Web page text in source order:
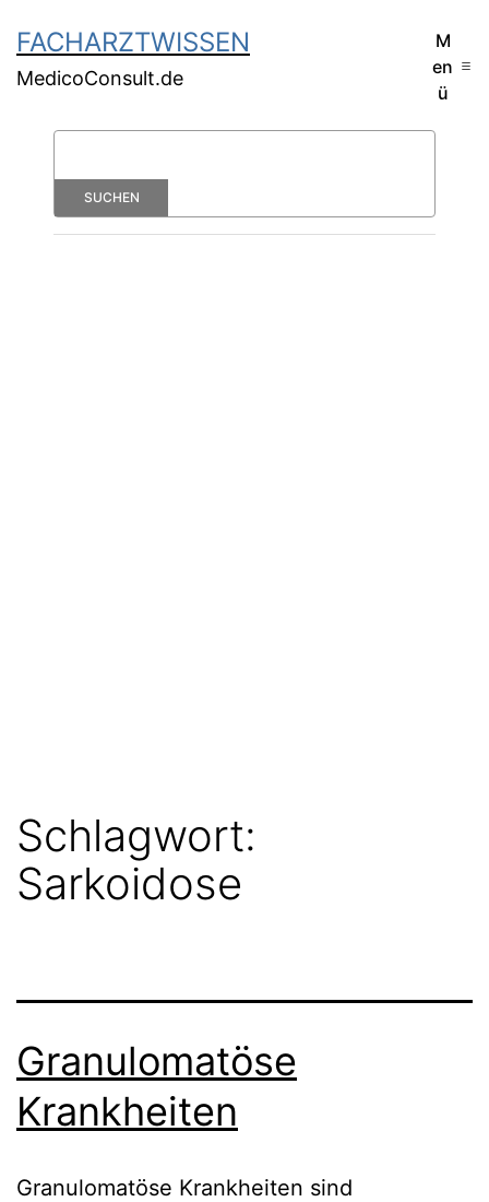
FACHARZTWISSEN
MedicoConsult.de
M
en
ü
Schlagwort:
Sarkoidose
Granulomatöse
Krankheiten
Granulomatöse Krankheiten sind